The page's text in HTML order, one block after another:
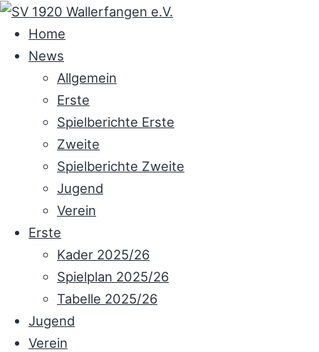
Skip
content
Home
News
Allgemein
Erste
Spielberichte Erste
Zweite
Spielberichte Zweite
Jugend
Verein
Erste
Kader 2025/26
Spielplan 2025/26
Tabelle 2025/26
Jugend
Verein